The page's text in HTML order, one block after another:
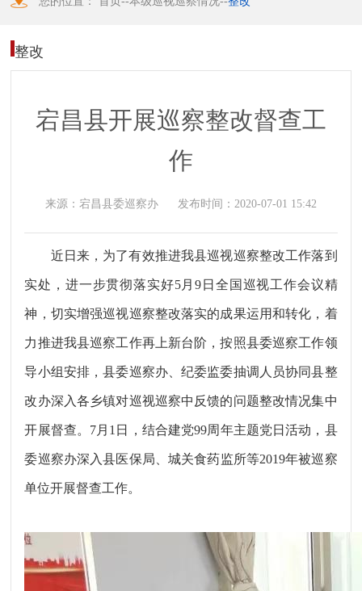
整改
宕昌县开展巡察整改督查工
作
来源： 宕昌县委巡察办 发布时间： 2020-07-01 15:42
近日来，为了有效推进我县巡视巡察整改工作落到
实处，进一步贯彻落实好5月9日全国巡视工作会议精
神，切实增强巡视巡察整改落实的成果运用和转化，着
力推进我县巡察工作再上新台阶，按照县委巡察工作领
导小组安排，县委巡察办、纪委监委抽调人员协同县整
改办深入各乡镇对巡视巡察中反馈的问题整改情况集中
开展督查。7月1日，结合建党99周年主题党日活动，县
委巡察办深入县医保局、城关食药监所等2019年被巡察
单位开展督查工作。